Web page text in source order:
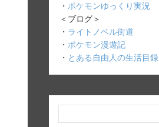
・ ポケモンゆっくり実況
＜ブログ＞
・ ライトノベル街道
・ ポケモン漫遊記
・ とある自由人の生活目録